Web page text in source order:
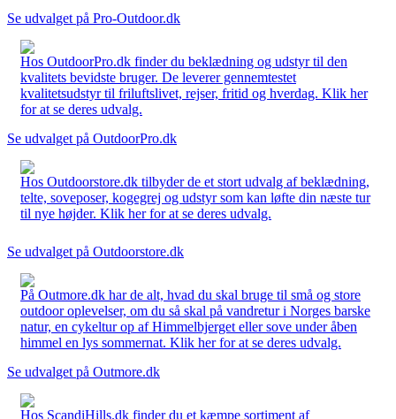
Se udvalget på Pro-Outdoor.dk
Hos OutdoorPro.dk finder du beklædning og udstyr til den
kvalitets bevidste bruger. De leverer gennemtestet
kvalitetsudstyr til friluftslivet, rejser, fritid og hverdag. Klik her
for at se deres udvalg.
Se udvalget på OutdoorPro.dk
Hos Outdoorstore.dk tilbyder de et stort udvalg af beklædning,
telte, soveposer, kogegrej og udstyr som kan løfte din næste tur
til nye højder. Klik her for at se deres udvalg.
Se udvalget på Outdoorstore.dk
På Outmore.dk har de alt, hvad du skal bruge til små og store
outdoor oplevelser, om du så skal på vandretur i Norges barske
natur, en cykeltur op af Himmelbjerget eller sove under åben
himmel en lys sommernat. Klik her for at se deres udvalg.
Se udvalget på Outmore.dk
Hos ScandiHills.dk finder du et kæmpe sortiment af